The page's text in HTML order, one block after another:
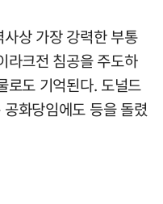
상 가장 강력한 부통
라크전 침공을 주도하
로도 기억된다. 도널드
화당임에도 등을 돌렸